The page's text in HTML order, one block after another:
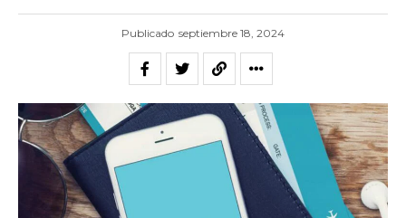
Publicado septiembre 18, 2024